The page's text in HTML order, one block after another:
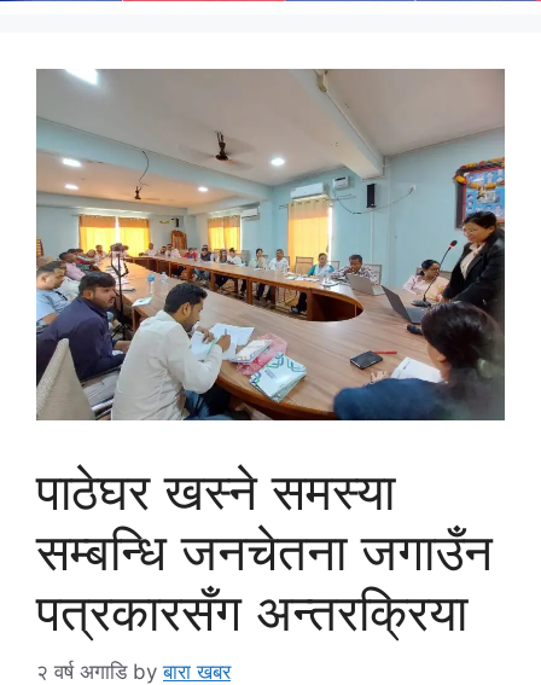
पाठेघर खस्ने समस्या
सम्बन्धि जनचेतना जगाउँन
पत्रकारसँग अन्तरक्रिया
२ वर्ष अगाडि byबारा खबर